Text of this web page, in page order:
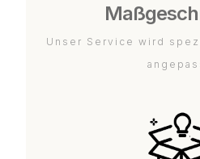
Unser Service wird